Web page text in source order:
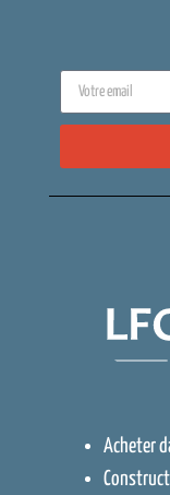
Acheter